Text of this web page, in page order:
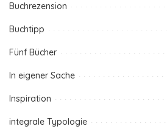
Buchrezension
Buchtipp
Fünf Bücher
In eigener Sache
Inspiration
integrale Typologie